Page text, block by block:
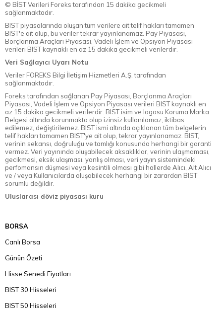
© BİST Verileri Foreks tarafından 15 dakika gecikmeli
sağlanmaktadır.
BIST piyasalarında oluşan tüm verilere ait telif hakları tamamen
BIST'e ait olup, bu veriler tekrar yayınlanamaz. Pay Piyasası,
Borçlanma Araçları Piyasası, Vadeli İşlem ve Opsiyon Piyasası
verileri BIST kaynaklı en az 15 dakika gecikmeli verilerdir.
Veri Sağlayıcı Uyarı Notu
Veriler FOREKS Bilgi İletişim Hizmetleri A.Ş. tarafından
sağlanmaktadır.
Foreks tarafından sağlanan Pay Piyasası, Borçlanma Araçları
Piyasası, Vadeli İşlem ve Opsiyon Piyasası verileri BIST kaynaklı en
az 15 dakika gecikmeli verilerdir. BIST isim ve logosu Koruma Marka
Belgesi altında korunmakta olup izinsiz kullanılamaz, iktibas
edilemez, değiştirilemez. BIST ismi altında açıklanan tüm belgelerin
telif hakları tamamen BIST'ye ait olup, tekrar yayınlanamaz. BIST,
verinin sekansı, doğruluğu ve tamlığı konusunda herhangi bir garanti
vermez. Veri yayınında oluşabilecek aksaklıklar, verinin ulaşmaması,
gecikmesi, eksik ulaşması, yanlış olması, veri yayın sistemindeki
perfomansın düşmesi veya kesintili olması gibi hallerde Alıcı, Alt Alıcı
ve / veya Kullanıcılarda oluşabilecek herhangi bir zarardan BIST
sorumlu değildir.
Uluslarası döviz piyasası kuru
BORSA
Canlı Borsa
Günün Özeti
Hisse Senedi Fiyatları
BIST 30 Hisseleri
BIST 50 Hisseleri